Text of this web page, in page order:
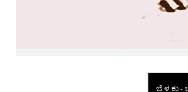
ಬೆಳಕು-